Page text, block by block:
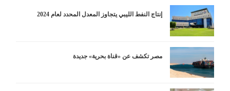
إنتاج النفط الليبي يتجاوز المعدل المحدد لعام 2024
مصر تكشف عن «قناة بحرية» جديدة